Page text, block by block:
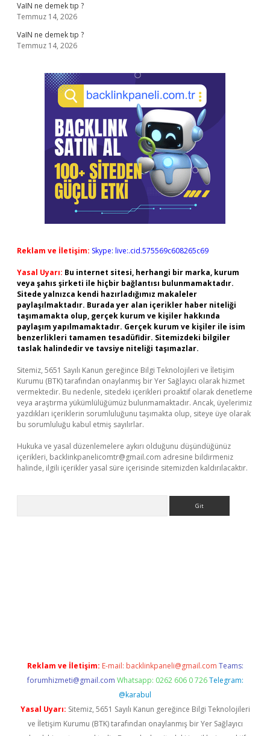
VaIN ne demek tıp ?
Temmuz 14, 2026
VaIN ne demek tıp ?
Temmuz 14, 2026
Reklam ve İletişim: Skype: live:.cid.575569c608265c69
Yasal Uyarı: Bu internet sitesi, herhangi bir marka, kurum
veya şahıs şirketi ile hiçbir bağlantısı bulunmamaktadır.
Sitede yalnızca kendi hazırladığımız makaleler
paylaşılmaktadır. Burada yer alan içerikler haber niteliği
taşımamakta olup, gerçek kurum ve kişiler hakkında
paylaşım yapılmamaktadır. Gerçek kurum ve kişiler ile isim
benzerlikleri tamamen tesadüfidir. Sitemizdeki bilgiler
taslak halindedir ve tavsiye niteliği taşımazlar.
Sitemiz, 5651 Sayılı Kanun gereğince Bilgi Teknolojileri ve İletişim
Kurumu (BTK) tarafından onaylanmış bir Yer Sağlayıcı olarak hizmet
vermektedir. Bu nedenle, sitedeki içerikleri proaktif olarak denetleme
veya araştırma yükümlülüğümüz bulunmamaktadır. Ancak, üyelerimiz
yazdıkları içeriklerin sorumluluğunu taşımakta olup, siteye üye olarak
bu sorumluluğu kabul etmiş sayılırlar.
Hukuka ve yasal düzenlemelere aykırı olduğunu düşündüğünüz
içerikleri, backlinkpanelicomtr@gmail.com adresine bildirmeniz
halinde, ilgili içerikler yasal süre içerisinde sitemizden kaldırılacaktır.
Reklam ve İletişim: E-mail: backlinkpaneli@gmail.com Teams:
forumhizmeti@gmail.com Whatsapp: 0262 606 0 726 Telegram:
@karabul
Yasal Uyarı: Sitemiz, 5651 Sayılı Kanun gereğince Bilgi Teknolojileri
ve İletişim Kurumu (BTK) tarafından onaylanmış bir Yer Sağlayıcı